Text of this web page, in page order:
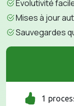
Évolutivité
Mises à jour
Sauvegardes
1